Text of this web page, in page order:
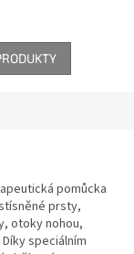
pomůcka
prsty,
otoky nohou,
speciálním